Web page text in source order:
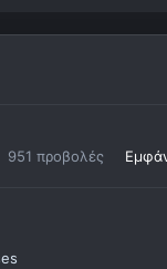
951 προβολές